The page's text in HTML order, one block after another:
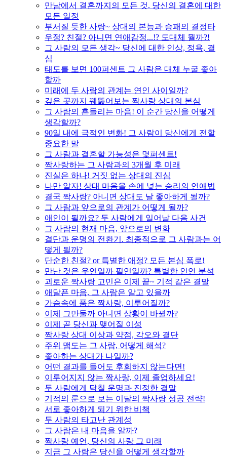
만남에서 결혼까지의 모든 것. 당신의 결혼에 대한
모든 일정
부서질 듯한 사랑~ 상대의 본능과 승패의 결정타
우정? 친절? 아니면 연애감정...!? 도대체 뭘까?!
그 사람의 모든 생각~ 당신에 대한 인상, 정욕, 결
심
태도를 보면 100퍼센트 그 사람은 대체 누굴 좋아
할까
미래에 두 사람의 관계는 연인 사이일까?
깊은 곳까지 꿰뚫어보는 짝사랑 상대의 본심
그 사람의 흔들리는 마음! 이 순간 당신을 어떻게
생각할까?
90일 내에 극적인 변화! 그 사람이 당신에게 전할
중요한 말
그 사람과 결혼할 가능성은 몇퍼센트!
짝사랑하는 그 사람과의 3개월 후 미래
진실은 하나! 거짓 없는 상대의 진심
나만 알자! 상대 마음을 손에 넣는 승리의 연애법
결국 짝사랑? 아니면 상대도 날 좋아하게 될까?
그 사람과 앞으로의 관계가 어떻게 될까?
애인이 될까요? 두 사람에게 일어날 다음 사건
그 사람의 현재 마음, 앞으로의 변화
결단과 운명의 전환기. 최종적으로 그 사람과는 어
떻게 될까?
단순한 친절? or 특별한 애정? 모든 본심 폭로!
만난 것은 우연일까 필연일까? 특별한 인연 분석
괴로운 짝사랑 고민은 이제 끝~ 기적 같은 결말
애달픈 마음, 그 사람은 알고 있을까
가슴속에 품은 짝사랑, 이루어질까?
이제 그만둘까 아니면 상황이 바뀔까?
이제 곧 당신과 맺어질 이성
짝사랑 상대 이상과 약점, 각오와 결단
주위 맴도는 그 사람, 어떻게 해석?
좋아하는 상대가 나일까?
어떤 결과를 들어도 후회하지 않는다면!
이루어지지 않는 짝사랑, 이제 졸업하세요!
두 사람에게 닥칠 운명과 진정한 결말
기적의 룬으로 보는 이달의 짝사랑 성공 전략!
서로 좋아하게 되기 위한 비책
두 사람의 타고난 관계성
그 사람은 내 마음을 알까?
짝사랑 예언, 당신의 사랑 그 미래
지금 그 사람은 당신을 어떻게 생각할까